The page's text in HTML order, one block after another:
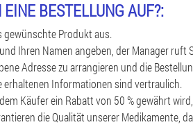
BESTELLUNG AUF?:
gewünschte Produkt aus.
Ihren Namen angeben, der Manager ruft
Adresse zu arrangieren und die
erhaltenen Informationen sind vertraulich.
Käufer ein Rabatt von 50 % gewährt
die Qualität unserer Medikamente,